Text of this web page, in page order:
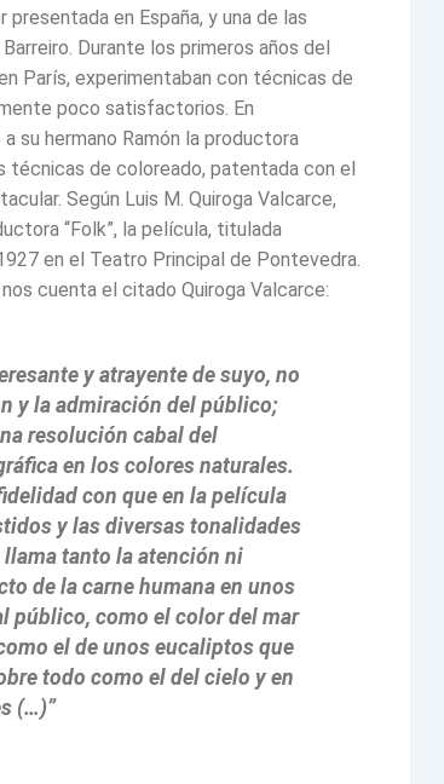
en España, y una de las
Durante los primeros años del
París, experimentaban con técnicas de
poco satisfactorios. En
su hermano Ramón la productora
técnicas de coloreado, patentada con el
Según Luis M. Quiroga Valcarce,
“Folk”, la película, titulada
en el Teatro Principal de Pontevedra.
cuenta el citado Quiroga Valcarce:
y atrayente de suyo, no
y la admiración del público;
resolución cabal del
en los colores naturales.
con que en la película
y las diversas tonalidades
tanto la atención ni
de la carne humana en unos
público, como el color del mar
el de unos eucaliptos que
todo como el del cielo y en
(…)”